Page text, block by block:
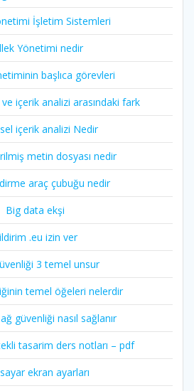
İşletim Sistemleri
Yönetimi nedir
başlıca görevleri
içerik analizi arasındaki fark
içerik analizi Nedir
metin dosyası nedir
araç çubuğu nedir
Big data ekşi
.eu izin ver
3 temel unsur
temel öğeleri nelerdir
güvenliği nasıl sağlanır
tasarim ders notları – pdf
ekran ayarları